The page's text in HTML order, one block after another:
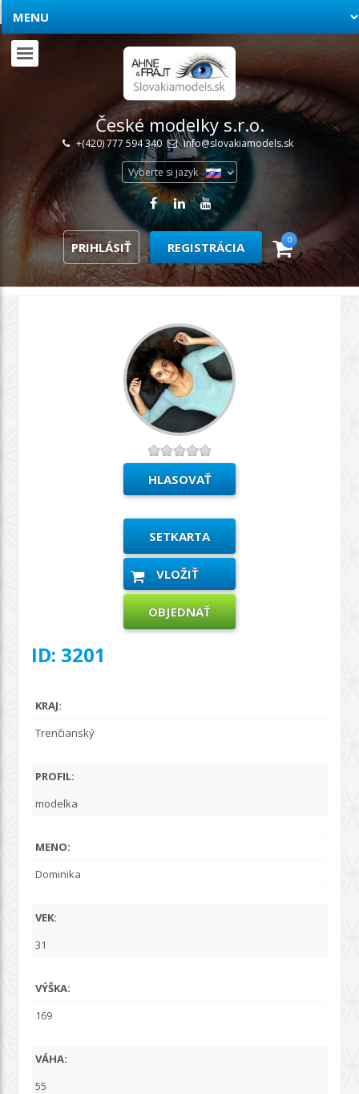
České modelky s.r.o.
+(420) 777 594 340 info@slovakiamodels.sk
Vyberte si jazyk
PRIHLÁSIŤ REGISTRÁCIA 0
SETKARTA
VLOŽIŤ
OBJEDNAŤ
ID: 3201
KRAJ:
Trenčianský
PROFIL:
modelka
MENO:
Dominika
VEK:
31
VÝŠKA:
169
VÁHA:
55